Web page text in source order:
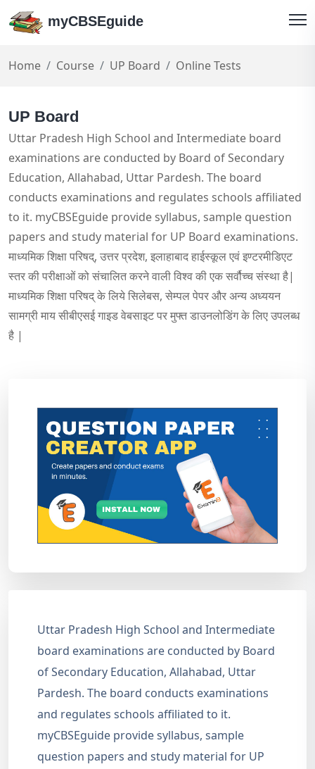
myCBSEguide
Home Course UP Board Online Tests
UP Board
Uttar Pradesh High School and Intermediate board
examinations are conducted by Board of Secondary
Education, Allahabad, Uttar Pardesh. The board
conducts examinations and regulates schools affiliated
to it. myCBSEguide provide syllabus, sample question
papers and study material for UP Board examinations.
माध्यमिक शिक्षा परिषद्, उत्तर प्रदेश, इलाहाबाद हाईस्कूल एवं इण्टरमीडिएट
स्तर की परीक्षाओं को संचालित करने वाली विश्व की एक सर्वौच्च संस्था है|
माध्यमिक शिक्षा परिषद् के लिये सिलेबस, सेम्पल पेपर और अन्य अध्ययन
सामग्री माय सीबीएसई गाइड वेबसाइट पर मुफ्त डाउनलोडिंग के लिए उपलब्ध
है |
Uttar Pradesh High School and Intermediate
board examinations are conducted by Board
of Secondary Education, Allahabad, Uttar
Pardesh. The board conducts examinations
and regulates schools affiliated to it.
myCBSEguide provide syllabus, sample
question papers and study material for UP